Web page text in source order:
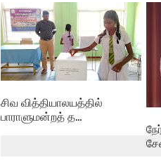
கல்குடா கல்வி வலயத்தின்
இணையத்தளம் ...
சிவ வித்தியாலயத்தில்
பாராளுமன்றத் த...